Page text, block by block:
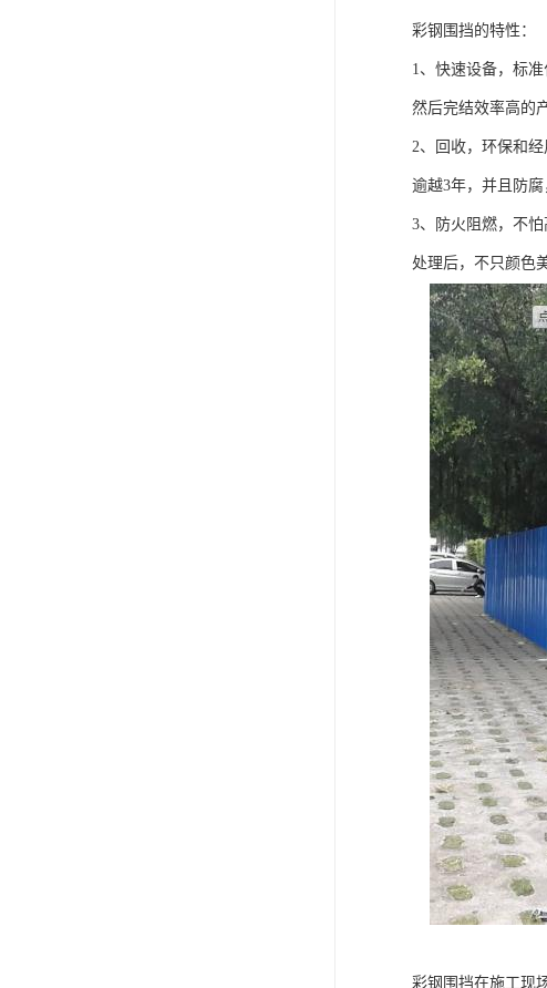
彩钢围挡的特性：
1、快速设备，标
然后完结效率高的
2、回收，环保和
逾越3年，并且防腐
3、防火阻燃，不
处理后，不只颜色
彩钢围挡在施工现